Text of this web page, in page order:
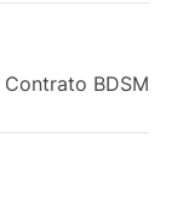
Contrato BDSM